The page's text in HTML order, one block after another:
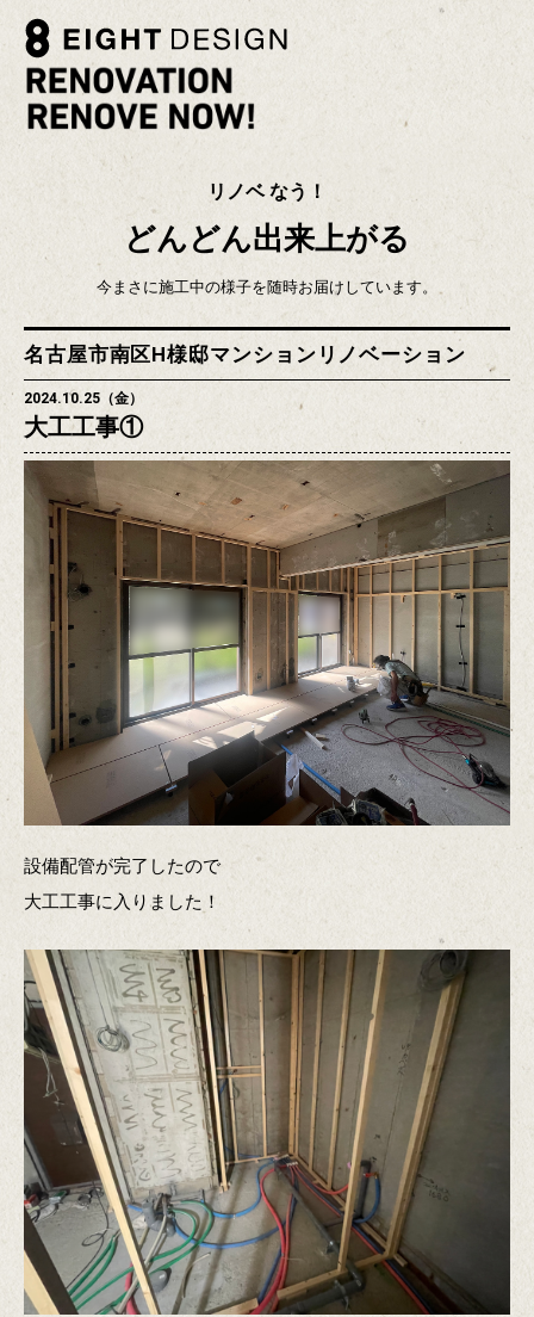
リノベ なう！
どんどん出来上がる
今まさに施工中の様子を随時お届けしています。
名古屋市南区H様邸マンションリノベーション
2024.10.25（金）
大工工事①
設備配管が完了したので
大工工事に入りました！